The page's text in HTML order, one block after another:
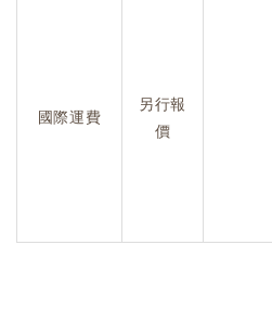
國際運費
另行報
價